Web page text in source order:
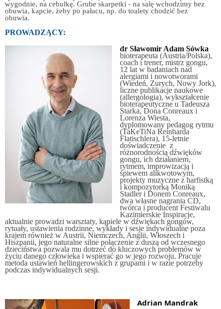
wygodnie, na cebulkę. Grube skarpetki - na salę wchodzimy bez
obuwia, kapcie, żeby po pałacu, np. do toalety chodzić bez
obuwia.
PROWADZĄCY:
dr Sławomir Adam Sówka
bioterapeuta (Austria/Polska),
coach i trener, mistrz gongu,
12 lat w badaniach nad
alergiami i nowotworami
(Wiedeń, Zurych, Nowy Jork),
liczne publikacje naukowe
(allergologia), wykształcenie
bioterapeutyczne u Tadeusza
Starka, Dona Conreaux i
Lorenza Wiesta,
dyplomowany pedagog rytmu
(TaKeTiNa Reinharda
Flatischlera), 15-letnie
doświadczenie z
różnorodnością dźwięków
gongu, ich działaniem,
rytmem, improwizacją i
śpiewem alikwotowym,
projekty muzyczne z harfistką
i kompozytorką Moniką
Stadler i Donem Conreaux,
dwa własne nagrania CD,
twórca i producent Festiwalu
Kazimierskie Inspiracje,
aktualnie prowadzi warsztaty, kąpiele w dźwiękach gongów,
rytuały, ustawienia rodzinne, wykłady i sesje indywidualne poza
krajem również w Austrii, Niemczech, Anglii, Włoszech i
Hiszpanii, jego naturalne silne połączenie z duszą od wczesnego
dzieciństwa pozwala mu dotrzeć do kluczowych problemów w
życiu danego człowieka i wspierać go w jego rozwoju. Pracuje
metoda ustawień hellingerowskich z grupami i w razie potrzeby
podczas indywidualnych sesji.
Adrian Mandrak